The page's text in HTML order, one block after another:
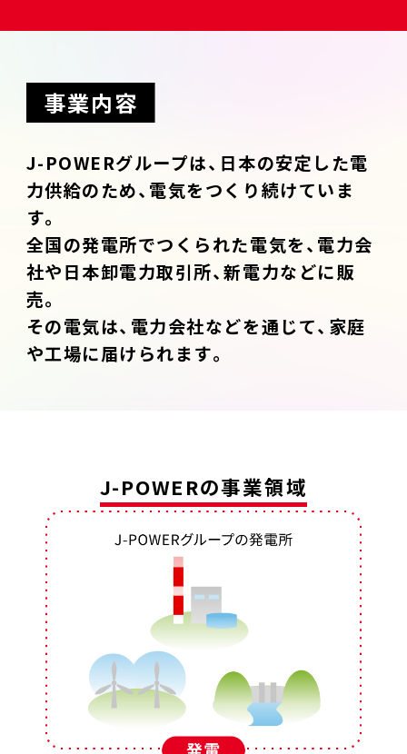
事業内容
J-POWERグループは、日本の安定した電
力供給のため、電気をつくり続けていま
す。
全国の発電所でつくられた電気を、電力会
社や日本卸電力取引所、新電力などに販
売。
その電気は、電力会社などを通じて、家庭
や工場に届けられます。
J-POWERの事業領域